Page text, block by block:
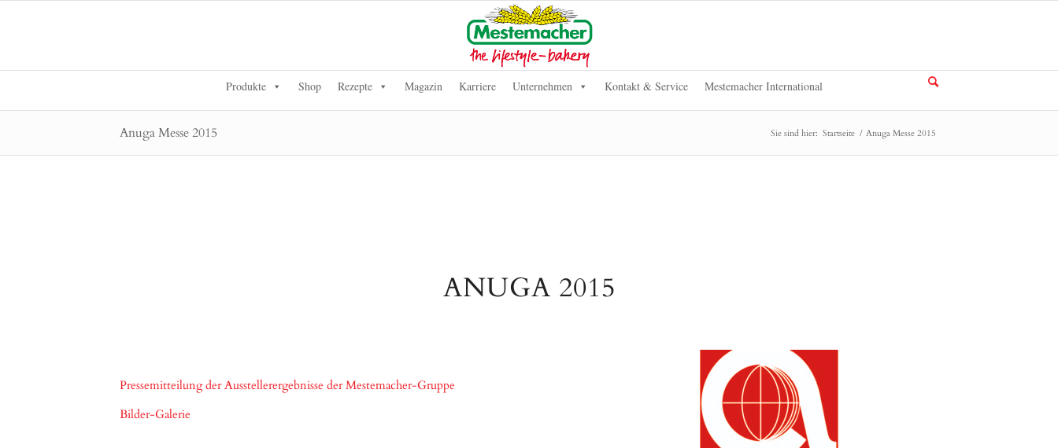
Produkte Shop Rezepte Magazin Karriere Unternehmen Kontakt & Service Mestemacher International
Anuga Messe 2015 Sie sind hier: Startseite / Anuga Messe 2015
ANUGA 2015
Pressemitteilung der Ausstellerergebnisse der Mestemacher-Gruppe
Bilder-Galerie